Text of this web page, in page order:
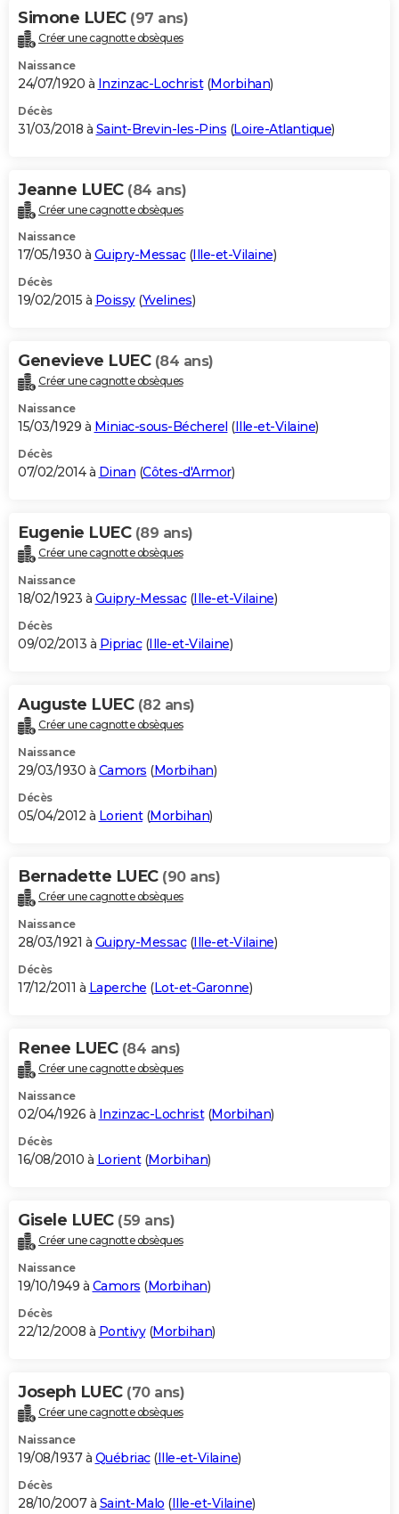
Simone LUEC (97 ans)
Créer une cagnotte obsèques
Naissance
24/07/1920 à Inzinzac-Lochrist(Morbihan)
Décès
31/03/2018 à Saint-Brevin-les-Pins (Loire-Atlantique)
Jeanne LUEC (84 ans)
Créer une cagnotte obsèques
Naissance
17/05/1930 à Guipry-Messac(Ille-et-Vilaine)
Décès
19/02/2015 à Poissy(Yvelines)
Genevieve LUEC (84 ans)
Créer une cagnotte obsèques
Naissance
15/03/1929 à Miniac-sous-Bécherel (Ille-et-Vilaine)
Décès
07/02/2014 à Dinan (Côtes-d'Armor)
Eugenie LUEC (89 ans)
Créer une cagnotte obsèques
Naissance
18/02/1923 à Guipry-Messac(Ille-et-Vilaine)
Décès
09/02/2013 à Pipriac(Ille-et-Vilaine)
Auguste LUEC (82 ans)
Créer une cagnotte obsèques
Naissance
29/03/1930 à Camors (Morbihan)
Décès
05/04/2012 à Lorient(Morbihan)
Bernadette LUEC (90 ans)
Créer une cagnotte obsèques
Naissance
28/03/1921 à Guipry-Messac(Ille-et-Vilaine)
Décès
17/12/2011 à Laperche (Lot-et-Garonne)
Renee LUEC (84 ans)
Créer une cagnotte obsèques
Naissance
02/04/1926 à Inzinzac-Lochrist(Morbihan)
Décès
16/08/2010 à Lorient(Morbihan)
Gisele LUEC (59 ans)
Créer une cagnotte obsèques
Naissance
19/10/1949 à Camors (Morbihan)
Décès
22/12/2008 à Pontivy(Morbihan)
Joseph LUEC (70 ans)
Créer une cagnotte obsèques
Naissance
19/08/1937 à Québriac(Ille-et-Vilaine)
Décès
28/10/2007 à Saint-Malo (Ille-et-Vilaine)